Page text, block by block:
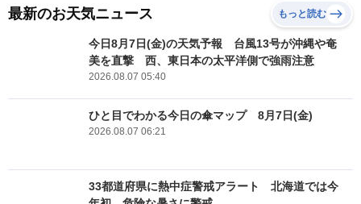
最新のお天気ニュース もっと読む
今日8月7日(金)の天気予報 台風13号が沖縄や奄
美を直撃 西、東日本の太平洋側で強雨注意
2026.08.07 05:40
ひと目でわかる今日の傘マップ 8月7日(金)
2026.08.07 06:21
33都道府県に熱中症警戒アラート 北海道では今